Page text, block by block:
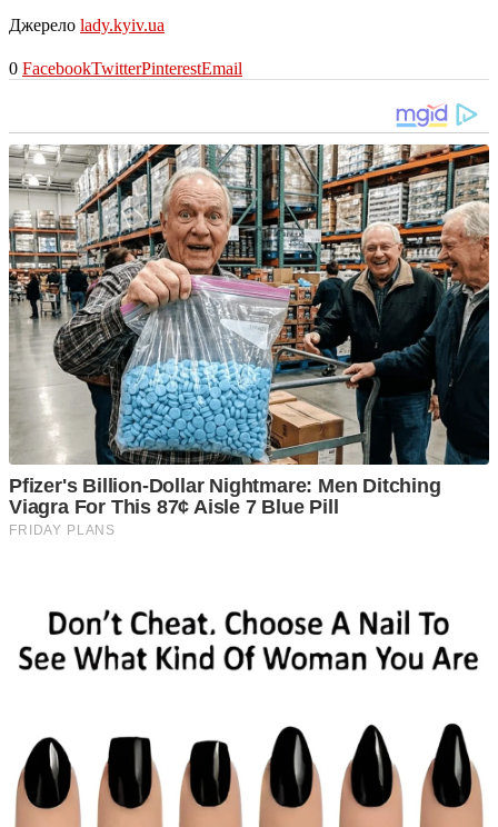
Джерело lady.kyiv.ua
0 FacebookTwitterPinterestEmail